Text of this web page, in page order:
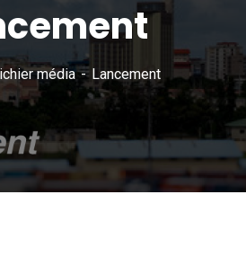
média Lancement